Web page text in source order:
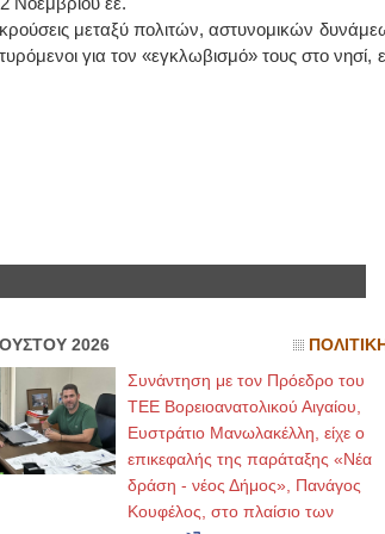
μεταξύ πολιτών, αστυνομικών
για τον «εγκλωβισμό» τους στο νησί,
2026 ΠΟΛΙΤΙΚΗ
Συνάντηση με τον Πρόεδρο του
ΤΕΕ Βορειοανατολικού Αιγαίου,
Ευστράτιο Μανωλακέλλη, είχε ο
επικεφαλής της παράταξης «Νέα
δράση - νέος Δήμος», Πανάγος
Κουφέλος, στο πλαίσιο των
ΙΩΑΝΝΗΣ Α. ΜΑΛΛΙΑΣ
Χειρουργός Ωτορινολαρυγγολόγος
Έλενα Μπούμπα
Διπλωματούχος Ευρ.Ακαδημίας
2102467085 & 6938502258
email- elenboumpa@gmail.com